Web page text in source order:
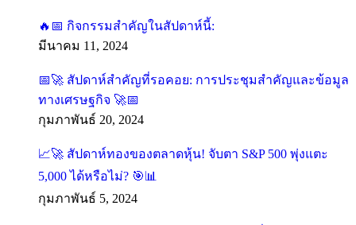
🔥📅 กิจกรรมสำคัญในสัปดาห์นี้:
มีนาคม 11, 2024
📅🚀 สัปดาห์สำคัญที่รอคอย: การประชุมสำคัญและข้อมูล
ทางเศรษฐกิจ 🚀📅
กุมภาพันธ์ 20, 2024
📈🚀 สัปดาห์ทองของตลาดหุ้น! จับตา S&P 500 พุ่งแตะ
5,000 ได้หรือไม่? 🎯📊
กุมภาพันธ์ 5, 2024